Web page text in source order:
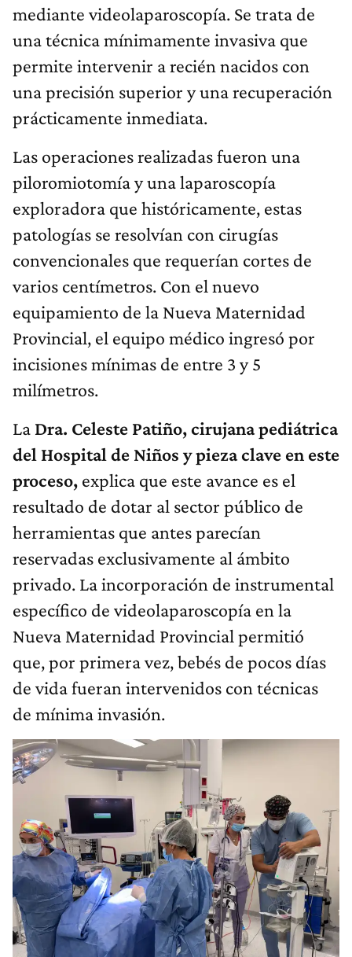
mediante videolaparoscopía. Se trata de
una técnica mínimamente invasiva que
permite intervenir a recién nacidos con
una precisión superior y una recuperación
prácticamente inmediata.
Las operaciones realizadas fueron una
piloromiotomía y una laparoscopía
exploradora que históricamente, estas
patologías se resolvían con cirugías
convencionales que requerían cortes de
varios centímetros. Con el nuevo
equipamiento de la Nueva Maternidad
Provincial, el equipo médico ingresó por
incisiones mínimas de entre 3 y 5
milímetros.
La Dra. Celeste Patiño, cirujana pediátrica
del Hospital de Niños y pieza clave en este
proceso, explica que este avance es el
resultado de dotar al sector público de
herramientas que antes parecían
reservadas exclusivamente al ámbito
privado. La incorporación de instrumental
específico de videolaparoscopía en la
Nueva Maternidad Provincial permitió
que, por primera vez, bebés de pocos días
de vida fueran intervenidos con técnicas
de mínima invasión.